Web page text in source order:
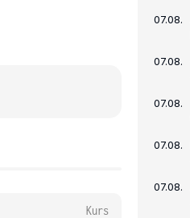
Kurs
07.08.
07.08.
07.08.
07.08.
07.08.